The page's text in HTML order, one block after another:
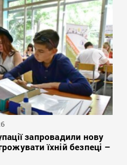
запровадили нову
їхній безпеці –